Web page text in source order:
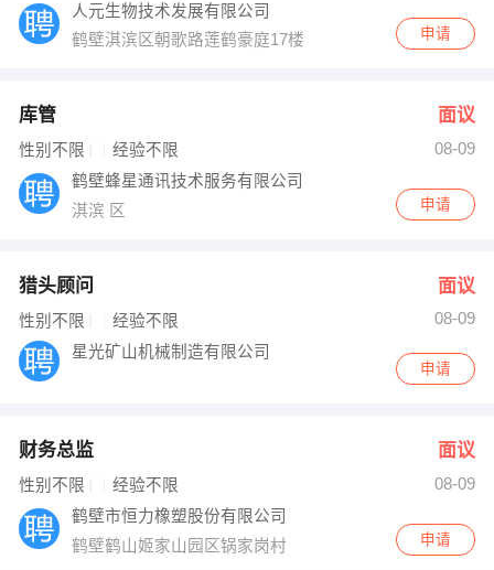
人元生物技术发展有限公司
鹤壁淇滨区朝歌路莲鹤豪庭17楼
申请
库管 面议
性别不限 经验不限
08-09
鹤壁蜂星通讯技术服务有限公司
淇滨 区
申请
猎头顾问 面议
性别不限 经验不限
08-09
星光矿山机械制造有限公司
申请
财务总监 面议
性别不限 经验不限
08-09
鹤壁市恒力橡塑股份有限公司
鹤壁鹤山姬家山园区锅家岗村
申请